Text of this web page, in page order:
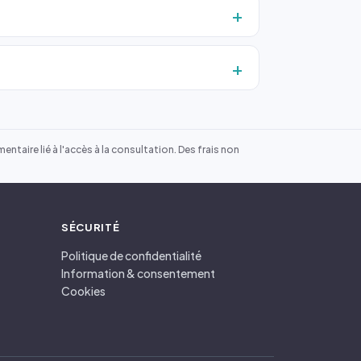
lié à l'accès à la consultation. Des frais non
SÉCURITÉ
Politique de confidentialité
Information & consentement
Cookies